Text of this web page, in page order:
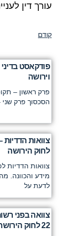
עורך דין
קודם
פודקאסט
וירושה
פרק ראשון –
הסכסוך פרק שני
לחוק הירושה
צוואות הדדיות
מידע והכוונה.
לדעת על
צוואה בפני
22 לחוק הירושה